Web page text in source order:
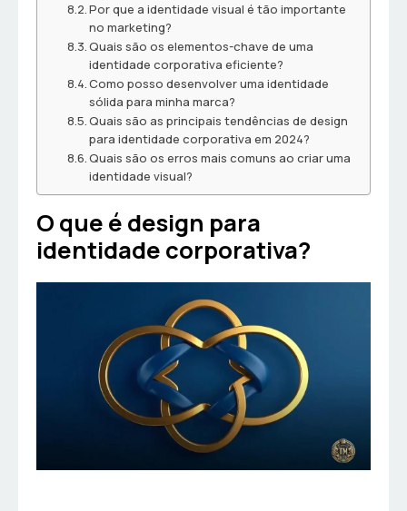
Por que a identidade visual é tão importante
no marketing?
Quais são os elementos-chave de uma
identidade corporativa eficiente?
Como posso desenvolver uma identidade
sólida para minha marca?
Quais são as principais tendências de design
para identidade corporativa em 2024?
Quais são os erros mais comuns ao criar uma
identidade visual?
O que é design para
identidade corporativa?